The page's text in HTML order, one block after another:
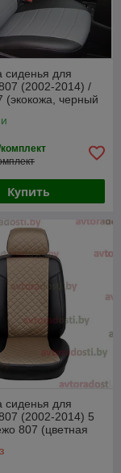
сиденья для
(2002-2014) /
(экокожа, черный
Купить
сиденья для
(2002-2014) 5
807 (цветная